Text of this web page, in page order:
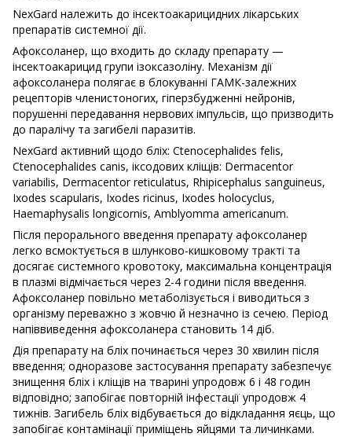
NexGard належить до інсектоакарицидних лікарських
препаратів системної дії.
Афоксоланер, що входить до складу препарату —
інсектоакарицид групи ізоксазоліну. Механізм дії
афоксоланера полягає в блокуванні ГАМК-залежних
рецепторів членистоногих, гіперзбудженні нейронів,
порушенні передавання нервових імпульсів, що призводить
до паралічу та загибелі паразитів.
NexGard активний щодо бліх: Ctenocephalides felis,
Ctenocephalides canis, іксодових кліщів: Dermacentor
variabilis, Dermacentor reticulatus, Rhipicephalus sanguineus,
Ixodes scapularis, Ixodes ricinus, Ixodes holocyclus,
Haemaphysalis longicornis, Amblyomma americanum.
Після перорального введення препарату афоксоланер
легко всмоктується в шлунково-кишковому тракті та
досягає системного кровотоку, максимальна концентрація
в плазмі відмічається через 2-4 години після введення.
Афоксоланер повільно метаболізується і виводиться з
організму переважно з жовчю й незначно із сечею. Період
напіввиведення афоксоланера становить 14 діб.
Дія препарату на бліх починається через 30 хвилин після
введення; одноразове застосування препарату забезпечує
знищення бліх і кліщів на тварині упродовж 6 і 48 годин
відповідно; запобігає повторній інфестації упродовж 4
тижнів. Загибель бліх відбувається до відкладання яєць, що
запобігає контамінації приміщень яйцями та личинками.